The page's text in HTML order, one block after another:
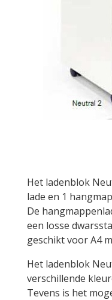
Het ladenblok
lade en 1
De
een losse
geschikt voor A4
Het ladenblok
verschillende
Tevens is het